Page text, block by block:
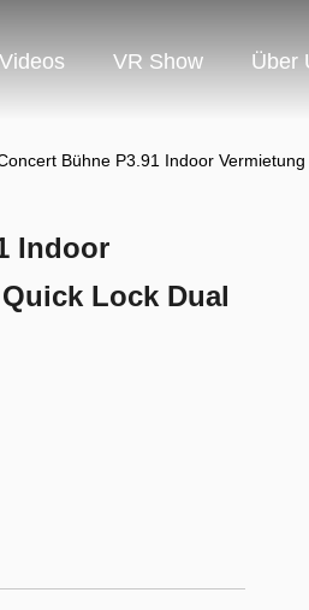
Videos VR Show Über
Bühne P3.91 Indoor
Indoor
Lock Dual